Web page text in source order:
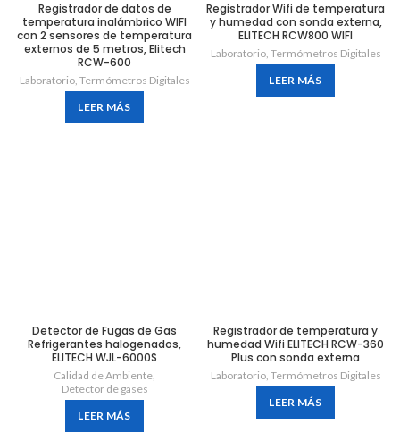
Registrador de datos de
temperatura inalámbrico WIFI
con 2 sensores de temperatura
externos de 5 metros, Elitech
RCW-600
Laboratorio, Termómetros Digitales
LEER MÁS
Registrador Wifi de temperatura
y humedad con sonda externa,
ELITECH RCW800 WIFI
Laboratorio, Termómetros Digitales
LEER MÁS
Detector de Fugas de Gas
Refrigerantes halogenados,
ELITECH WJL-6000S
Calidad de Ambiente,
Detector de gases
LEER MÁS
Registrador de temperatura y
humedad Wifi ELITECH RCW-360
Plus con sonda externa
Laboratorio, Termómetros Digitales
LEER MÁS